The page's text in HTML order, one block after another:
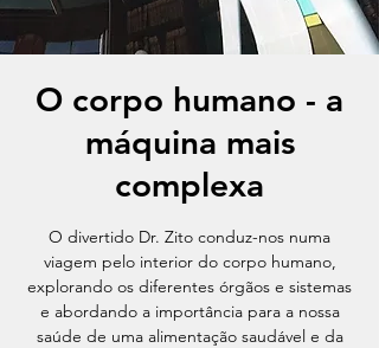
O corpo humano - a
máquina mais
complexa
O divertido Dr. Zito conduz-nos numa
viagem pelo interior do corpo humano,
explorando os diferentes órgãos e sistemas
e abordando a importância para a nossa
saúde de uma alimentação saudável e da